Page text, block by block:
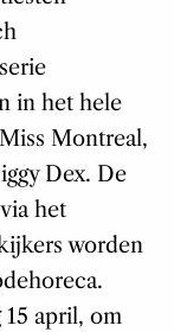
in het hele
Montreal,
Dex. De
het
worden
april, om